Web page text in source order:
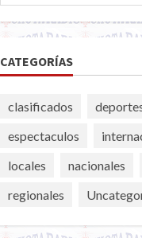
CATEGORÍAS
clasificados
espectaculos
locales
nacionales
regionales